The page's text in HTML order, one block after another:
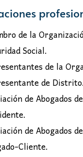
de la
Social.
de la
de Distrito.
de Abogados
de Abogados
Cliente.